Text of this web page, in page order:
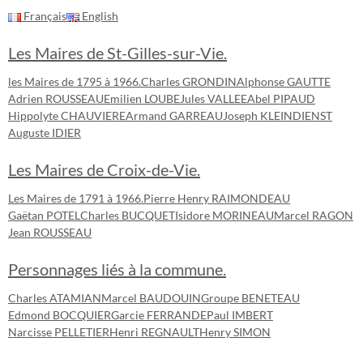
Français English
Les Maires de St-Gilles-sur-Vie.
les Maires de 1795 à 1966.Charles GRONDINAlphonse GAUTTE
Adrien ROUSSEAUEmilien LOUBEJules VALLEEAbel PIPAUD
Hippolyte CHAUVIEREArmand GARREAUJoseph KLEINDIENST
Auguste IDIER
Les Maires de Croix-de-Vie.
Les Maires de 1791 à 1966.Pierre Henry RAIMONDEAU
Gaëtan POTEL Charles BUCQUETIsidore MORINEAUMarcel RAGON
Jean ROUSSEAU
Personnages liés à la commune.
Charles ATAMIANMarcel BAUDOUINGroupe BENETEAU
Edmond BOCQUIERGarcie FERRANDEPaul IMBERT
Narcisse PELLETIERHenri REGNAULTHenry SIMON